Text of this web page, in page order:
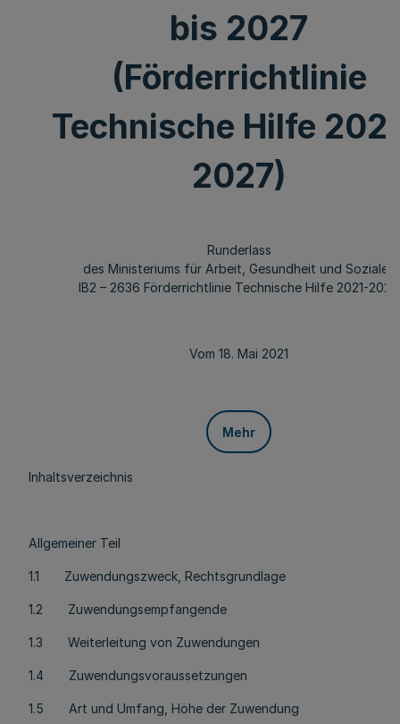
bis 2027
(Förderrichtlinie
Technische Hilfe
2027)
Runderlass
des Ministeriums für Arbeit, Gesundheit und Soziales
IB2 – 2636 Förderrichtlinie Technische Hilfe 2021-2027
Vom 18. Mai 2021
Mehr
Inhaltsverzeichnis
Allgemeiner Teil
1.1 Zuwendungszweck, Rechtsgrundlage
1.2 Zuwendungsempfangende
1.3 Weiterleitung von Zuwendungen
1.4 Zuwendungsvoraussetzungen
1.5 Art und Umfang, Höhe der Zuwendung